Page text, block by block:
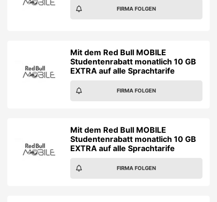
FIRMA FOLGEN
Mit dem Red Bull MOBILE
Studentenrabatt monatlich 10 GB
EXTRA auf alle Sprachtarife
FIRMA FOLGEN
Mit dem Red Bull MOBILE
Studentenrabatt monatlich 10 GB
EXTRA auf alle Sprachtarife
FIRMA FOLGEN